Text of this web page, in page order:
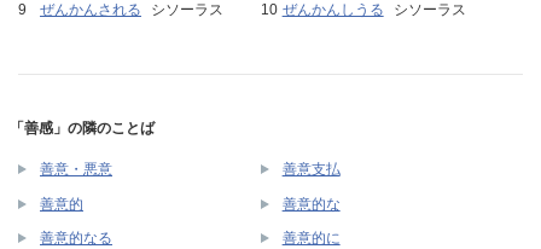
ぜんかんされる
シソーラス ぜんかんしうる シソーラス
「善感」の隣のことば
善意・悪意 善意支払
善意的 善意的な
善意的なる 善意的に